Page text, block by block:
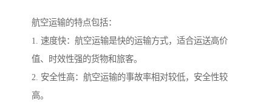
航空运输的特点包括：
1. 速度快：航空运输是快的运输方式，适合运送高价
值、时效性强的货物和旅客。
2. 安全性高：航空运输的事故率相对较低，安全性较
高。